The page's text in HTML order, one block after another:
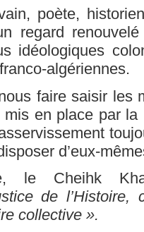
poète,
regard
idéologiques
algériennes.
faire saisir les
en place par
d’eux-
le Cheihk
de
collective ».